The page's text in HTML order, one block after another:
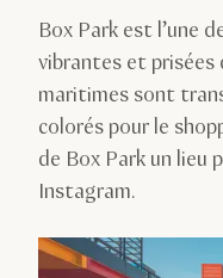
Box Park est l’une
vibrantes et prisées
maritimes sont
colorés pour le
de Box Park un
Instagram.